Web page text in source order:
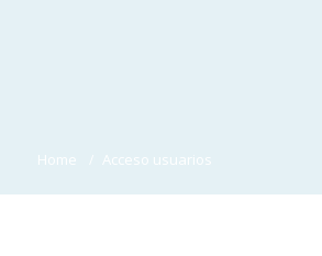
Home Acceso usuarios